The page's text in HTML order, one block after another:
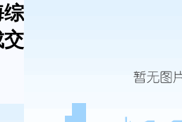
合市场招商事项服
结果公告-维多利